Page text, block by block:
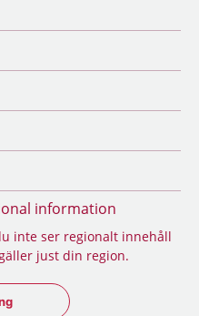
information
inte ser regionalt innehåll
just din region.
regionsväljaren